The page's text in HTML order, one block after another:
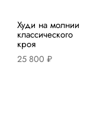
Худи на молнии
классического
кроя
25 800 ₽